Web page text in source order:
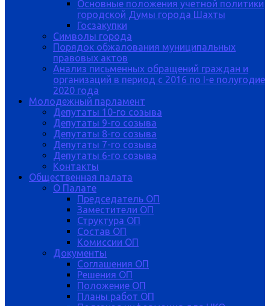
Основные положения учетной политики
городской Думы города Шахты
Госзакупки
Символы города
Порядок обжалования муниципальных
правовых актов
Анализ письменных обращений граждан и
организаций в период с 2016 по I-е полугодие
2020 года
Молодежный парламент
Депутаты 10-го созыва
Депутаты 9-го созыва
Депутаты 8-го созыва
Депутаты 7-го созыва
Депутаты 6-го созыва
Контакты
Общественная палата
О Палате
Председатель ОП
Заместители ОП
Структура ОП
Состав ОП
Комиссии ОП
Документы
Соглашения ОП
Решения ОП
Положение ОП
Планы работ ОП